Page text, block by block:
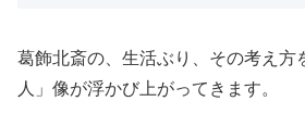
葛飾北斎の、生活ぶり、その考え方
人」像が浮かび上がってきます。